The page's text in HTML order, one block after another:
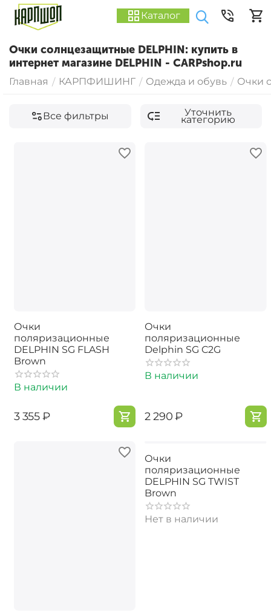
Каталог
Очки солнцезащитные DELPHIN: купить в
интернет магазине DELPHIN - CARPshop.ru
Главная / КАРПФИШИНГ / Одежда и обувь / Очки
Все фильтры Уточнить
категорию
Очки
поляризационные
DELPHIN SG FLASH
Brown
В наличии
‍3 355‍₽
Очки
поляризационные
Delphin SG C2G
В наличии
‍2 290‍₽
Очки
поляризационные
DELPHIN SG TWIST
Brown
Нет в наличии